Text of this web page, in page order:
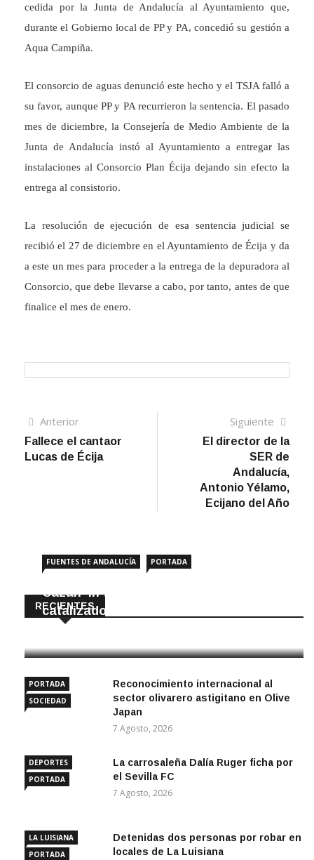
cedida por la Junta de Andalucía al Ayuntamiento que,
durante el Gobierno local de PP y PA, concedió su gestión a
Aqua Campiña.
El consorcio de aguas denunció este hecho y el TSJA falló a
su favor, aunque PP y PA recurrieron la sentencia. El pasado
mes de diciembre, la Consejería de Medio Ambiente de la
Junta de Andalucía instó al Ayuntamiento a entregar las
instalaciones al Consorcio Plan Écija dejando sin efecto la
entrega al consistorio.
La resolución de ejecución de esa sentencia judicial se
recibió el 27 de diciembre en el Ayuntamiento de Écija y da
a este un mes para proceder a la entrega de la depuradora al
Consorcio, que debe llevarse a cabo, por tanto, antes de que
finalice el mes de enero.
Navegación
de
AnteriorArtículo
anterior
Fallece el cantaor
Lucas de Écija
Siguiente
El director de la
SER de
Andalucía,
Antonio Yélamo,
Ecijano del Año
RECIENTES
FUENTES DE ANDALUCÍA PORTADA
Cazan ‘in fraganti’ a ladrones de
catalizadores
PORTADA
SOCIEDAD
Reconocimiento internacional al
sector olivarero astigitano en Olive
Japan
7 Agosto, 2026
DEPORTES
PORTADA
La carrosaleña Dalía Ruger ficha por
el Sevilla FC
7 Agosto, 2026
LA LUISIANA
PORTADA
Detenidas dos personas por robar en
locales de La Luisiana